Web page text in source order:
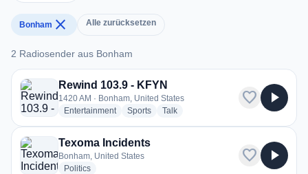
Bonham close Alle zurücksetzen
2 Radiosender aus Bonham
2 Radiosender aus Bonham
Rewind 103.9 - KFYN
1420 AM · Bonham, United States
Entertainmentradio stations
Sportsradio stations
Talkradio stations
favorite play_arrow
Texoma Incidents
Bonham, United States
Politicsradio stations
favorite play_arrow